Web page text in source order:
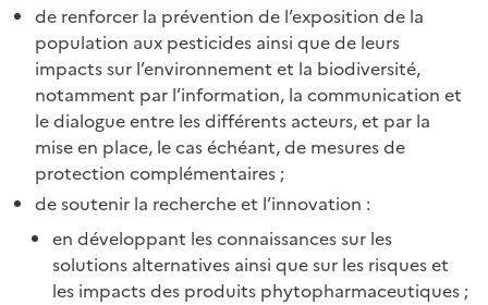
de renforcer la prévention de l’exposition de la
population aux pesticides ainsi que de leurs
impacts sur l’environnement et la biodiversité,
notamment par l’information, la communication et
le dialogue entre les différents acteurs, et par la
mise en place, le cas échéant, de mesures de
protection complémentaires ;
de soutenir la recherche et l’innovation :
en développant les connaissances sur les
solutions alternatives ainsi que sur les risques et
les impacts des produits phytopharmaceutiques ;